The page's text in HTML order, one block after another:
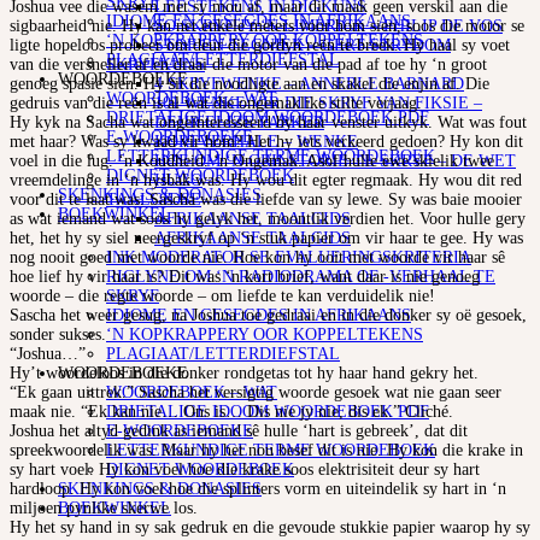
IDIOME EN GESEGDES IN AFRIKAANS
‘N KOPKRAPPERY OOR KOPPELTEKENS
PLAGIAAT/LETTERDIEFSTAL
WOORDEBOEKE
WOORDEBOEK – WAT
DRIETALIGE IDOOM WOORDEBOEK PDF
E-WOORDEBOEKE
LETTERKUNDIGE TERME WOORDEBOEK
DIGNET WOORDEBOEK
SKENKINGS & DONASIES
BOEKWINKEL
LEESTEKENS IN DIGKUNS
SO SKRYF JY ‘N LIMERICK – PHILIP DE VOS
STOF EN TEGNIEK – GERT STRYDOM
SKRYFKUNS
4 SKRYFWENKE – ANNERLE BARNARD
101 WENKE VIR DIE SKRYF VAN FIKSIE –
DEUR ELIZE PARKER
KORTVERHALE – WENKE
HOE OM ‘N GRILSTORIE TE SKRYF – DE WET
HUGO
TAALGIDSE
AFRIKAANSE TAALGIDS
AFRIKAANSE TAALGIDS
INK MODERATOR SE EVALUERINGSKRITERIA
RIGLYNE OM ‘N RADIODRAMA OF -VERHAAL TE
SKRYF
IDIOME EN GESEGDES IN AFRIKAANS
‘N KOPKRAPPERY OOR KOPPELTEKENS
PLAGIAAT/LETTERDIEFSTAL
WOORDEBOEKE
WOORDEBOEK – WAT
DRIETALIGE IDOOM WOORDEBOEK PDF
E-WOORDEBOEKE
LETTERKUNDIGE TERME WOORDEBOEK
DIGNET WOORDEBOEK
SKENKINGS & DONASIES
BOEKWINKEL
Joshua vee die wasem met sy mou af, maar dit maak geen verskil aan die
sigbaarheid nie. Hy kan net enkele meters voor hom sien, soos die motor se
ligte hopeloos probeer om deur die gordyn reën te breek. Hy haal sy voet
van die versneller af en draai die motor van die pad af toe hy ‘n groot
genoeg spasie sien. Hy sit die noodligte aan en skakel die enjin af. Die
gedruis van die reën is al wat die ongemaklike stilte verjaag.
Hy kyk na Sacha wat ongeïnteresseerd by haar venster uitkyk. Wat was fout
met haar? Was sy kwaad vir hom? Het hy iets verkeerd gedoen? Hy kon dit
voel in die lug. ‘n Koudheid. ‘n Ongemak. Asof hulle ewe skielik twee
vreemdelinge in ‘n hysbak was. Hy wou dit egter regmaak. Hy wou dit red
voor dit te laat was. Sascha was die liefde van sy lewe. Sy was baie mooier
as wat iemand wat soos hy gelyk het, moontlik verdien het. Voor hulle gery
het, het hy sy siel neergeskryf op ‘n stuk papier om vir haar te gee. Hy was
nog nooit goed met woorde nie. Hoe kon hy ooit met woorde vir haar sê
hoe lief hy vir haar is? Dit was ‘n kort brief, want daar is nie genoeg
woorde – die regte woorde – om liefde te kan verduidelik nie!
Sascha het weer gesug, na Joshua toe gedraai en in die donker sy oë gesoek,
sonder sukses.
“Joshua…”
Hy’t woordeloos in die donker rondgetas tot hy haar hand gekry het.
“Ek gaan uittrek.” Sascha het versigtig woorde gesoek wat nie gaan seer
maak nie. “Ek kan nie… Ons is… Dis nie jy nie, dis ek.” Cliché.
Joshua het altyd gedink as iemand sê hulle ‘hart is gebreek’, dat dit
spreekwoordelik was. Maar hy het nou besef dit is nie. Hy kon die krake in
sy hart voel. Hy kon voel hoe die krake soos elektrisiteit deur sy hart
hardloop. Hy kon voel hoe die splinters vorm en uiteindelik sy hart in ‘n
miljoen pynlike skerwe los.
Hy het sy hand in sy sak gedruk en die gevoude stukkie papier waarop hy sy